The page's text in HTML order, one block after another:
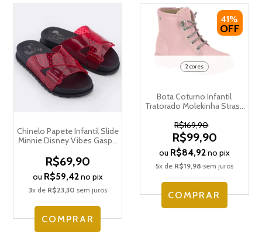
Chinelo Papete Infantil Slide
Minnie Disney Vibes Gaspe
R$69,90
ou R$59,42no pix
3x de R$23,30 sem juros
COMPRAR
41%
OFF
2 cores
Bota Coturno Infantil
Tratorado Molekinha Strass
R$169,90
R$99,90
ou R$84,92no pix
5x de R$19,98 sem juros
COMPRAR